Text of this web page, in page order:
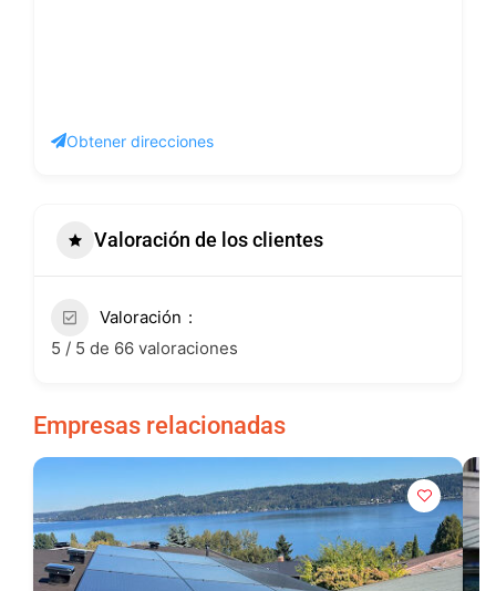
Obtener direcciones
Valoración de los clientes
Valoración
5 / 5 de 66 valoraciones
Empresas relacionadas